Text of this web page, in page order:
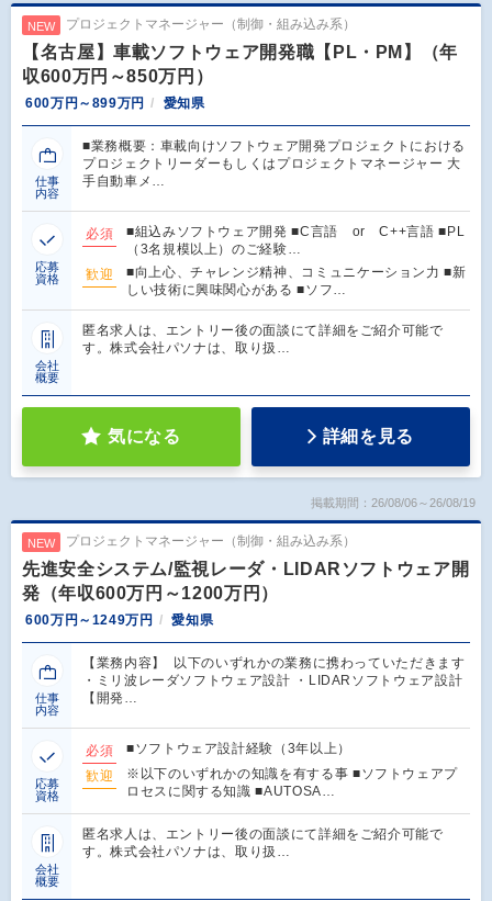
NEW プロジェクトマネージャー（制御・組み込み系）
【名古屋】車載ソフトウェア開発職【PL・PM】（年
収600万円～850万円）
600万円～899万円 愛知県
仕事
内容
■業務概要：車載向けソフトウェア開発プロジェクトにおける
プロジェクトリーダーもしくはプロジェクトマネージャー 大
手自動車メ…
応募
資格
必須
■組込みソフトウェア開発 ■C言語 or C++言語 ■PL
（3名規模以上）のご経験…
歓迎
■向上心、チャレンジ精神、コミュニケーション力 ■新
しい技術に興味関心がある ■ソフ…
会社
概要
匿名求人は、エントリー後の面談にて詳細をご紹介可能で
す。株式会社パソナは、取り扱…
気になる 詳細を見る
掲載期間：26/08/06～26/08/19
NEW プロジェクトマネージャー（制御・組み込み系）
先進安全システム/監視レーダ・LIDARソフトウェア開
発（年収600万円～1200万円）
600万円～1249万円 愛知県
仕事
内容
【業務内容】 以下のいずれかの業務に携わっていただきます
・ミリ波レーダソフトウェア設計 ・LIDARソフトウェア設計
【開発…
応募
資格
必須
■ソフトウェア設計経験（3年以上）
歓迎
※以下のいずれかの知識を有する事 ■ソフトウェアプ
ロセスに関する知識 ■AUTOSA…
会社
概要
匿名求人は、エントリー後の面談にて詳細をご紹介可能で
す。株式会社パソナは、取り扱…